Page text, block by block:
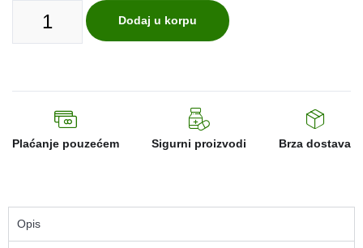
Dodaj u korpu
Plaćanje pouzećem Sigurni proizvodi Brza dostava
Opis